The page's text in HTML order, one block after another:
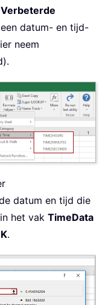
Verbeterde
datum- en tijd-
neem
datum en tijd die
het vak TimeData
.